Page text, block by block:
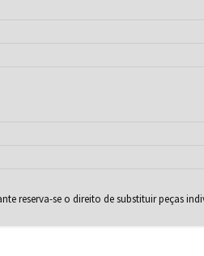
reserva-se o direito de substituir peças